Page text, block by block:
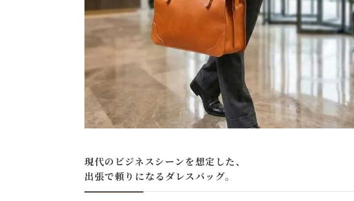
現代のビジネスシーンを想定した、
出張で頼りになるダレスバッグ。